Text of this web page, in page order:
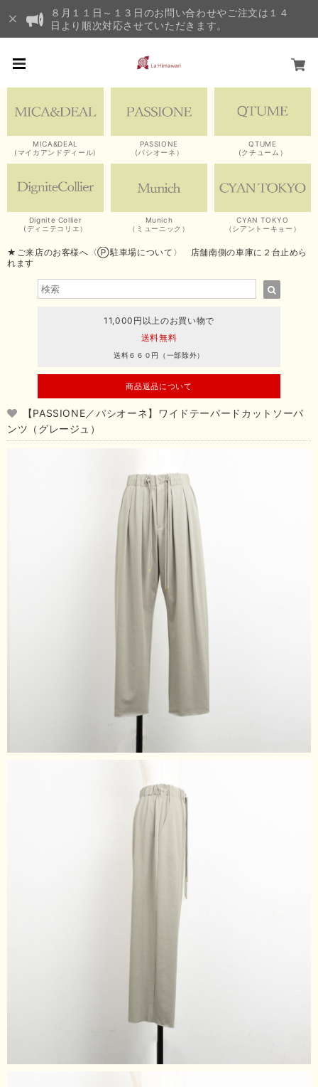
８月１１日～１３日のお問い合わせやご注文は１４
日より順次対応させていただきます。
MICA&DEAL
(マイカアンドディール)
PASSIONE
(パシオーネ）
QTUME
(クチューム）
Dignite Collier
(ディニテコリエ）
Munich
（ミューニック）
CYAN TOKYO
（シアントーキョー）
★ご来店のお客様へ〈Ⓟ駐車場について〉 店舗南側の車庫に２台止めら
れます
11,000円以上のお買い物で
送料無料
送料６６０円（一部除外）
商品返品について
【PASSIONE／パシオーネ】ワイドテーパードカットソーパ
ンツ（グレージュ）